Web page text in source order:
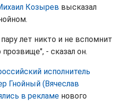
Козырев высказал
лет никто и не вспомнит
- сказал он.
исполнитель
Гнойный (Вячеслав
в рекламе нового